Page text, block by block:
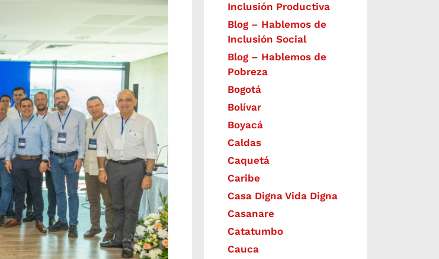
Inclusión Productiva
Blog – Hablemos de
Inclusión Social
Blog – Hablemos de
Pobreza
Bogotá
Bolívar
Boyacá
Caldas
Caquetá
Caribe
Casa Digna Vida Digna
Casanare
Catatumbo
Cauca